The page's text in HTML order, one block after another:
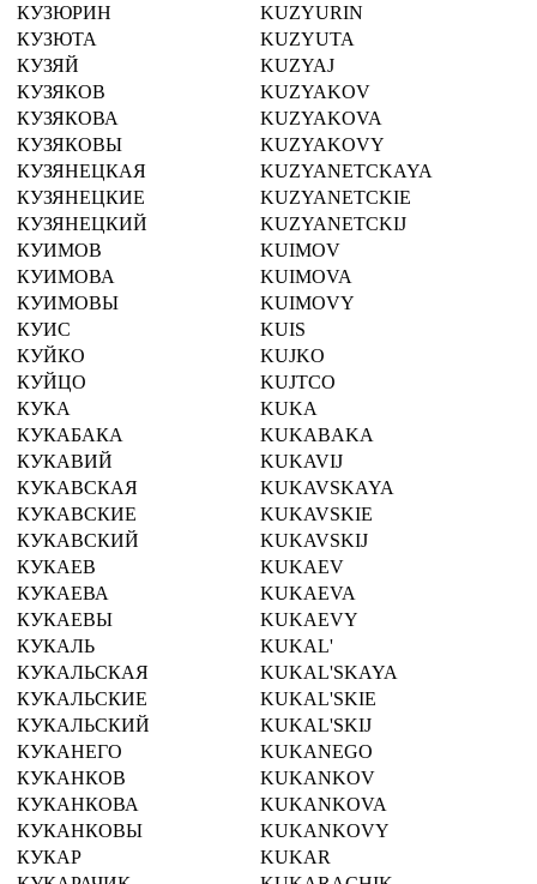
КУЗЮРИН
KUZYURIN
КУЗЮТА
KUZYUTA
КУЗЯЙ
KUZYAJ
КУЗЯКОВ
KUZYAKOV
КУЗЯКОВА
KUZYAKOVA
КУЗЯКОВЫ
KUZYAKOVY
КУЗЯНЕЦКАЯ
KUZYANETCKAYA
КУЗЯНЕЦКИЕ
KUZYANETCKIE
КУЗЯНЕЦКИЙ
KUZYANETCKIJ
КУИМОВ
KUIMOV
КУИМОВА
KUIMOVA
КУИМОВЫ
KUIMOVY
КУИС
KUIS
КУЙКО
KUJKO
КУЙЦО
KUJTCO
КУКА
KUKA
КУКАБАКА
KUKABAKA
КУКАВИЙ
KUKAVIJ
КУКАВСКАЯ
KUKAVSKAYA
КУКАВСКИЕ
KUKAVSKIE
КУКАВСКИЙ
KUKAVSKIJ
КУКАЕВ
KUKAEV
КУКАЕВА
KUKAEVA
КУКАЕВЫ
KUKAEVY
КУКАЛЬ
KUKAL'
КУКАЛЬСКАЯ
KUKAL'SKAYA
КУКАЛЬСКИЕ
KUKAL'SKIE
КУКАЛЬСКИЙ
KUKAL'SKIJ
КУКАНЕГО
KUKANEGO
КУКАНКОВ
KUKANKOV
КУКАНКОВА
KUKANKOVA
КУКАНКОВЫ
KUKANKOVY
КУКАР
KUKAR